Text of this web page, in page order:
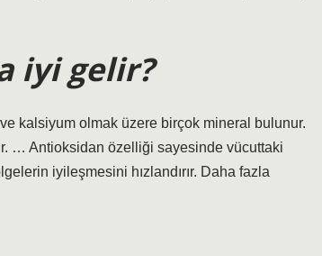
iyi gelir?
kalsiyum olmak üzere birçok mineral bulunur.
… Antioksidan özelliği sayesinde vücuttaki
iyileşmesini hızlandırır. Daha fazla